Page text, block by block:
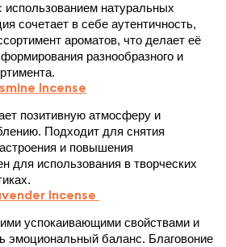
использованием натуральных
сочетает в себе аутентичность,
ароматов, что делает её
разнообразного и
Incense
позитивную атмосферу и
Подходит для снятия
и повышения
для использования в творческих
Incense
успокаивающими свойствами и
эмоциональный баланс. Благовоние